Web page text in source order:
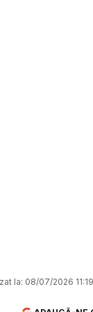
la: 08/07/2026 11:19